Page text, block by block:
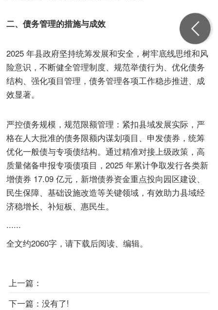
二、债务管理的措施与成效
2025 年县政府坚持统筹发展和安全，树牢底线思维和风
险意识，不断健全管理制度、规范举债行为、优化债务
结构、强化项目管理，债务管理各项工作稳步推进、成
效显著。
严控债务规模，规范限额管理：紧扣县域发展实际，严
格在人大批准的债务限额内谋划项目、申发债券，统筹
优化一般债与专项债结构。通过精准对接上级政策，高
质量储备申报专项债项目，2025 年累计争取发行各类新
增债券 17.09 亿元，新增债券资金重点投向园区建设、
民生保障、基础设施改造等关键领域，有效助力县域经
济稳增长、补短板、惠民生。
......
全文约2060字，请下载后阅读、编辑。
上一篇：
下一篇： 没有了!